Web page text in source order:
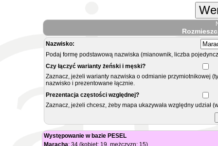
Nazwisko:
Podaj formę podstawową nazwiska (mianownik, liczba
Czy łączyć warianty żeński i męski?
Zaznacz, jeżeli warianty nazwiska o odmianie przymiotnikowej
nazwisko i prezentowane łącznie.
Prezentacja częstości względnej?
Zaznacz, jeżeli chcesz, żeby mapa ukazywała względny
Występowanie w bazie PESEL
Maracha: 34 (kobiet: 19, mężczyzn: 15)